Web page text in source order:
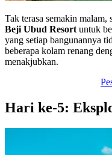
Tak terasa semakin malam,
Beji Ubud Resort untuk
yang setiap bangunannya
beberapa kolam renang
menakjubkan.
Hari ke-5: